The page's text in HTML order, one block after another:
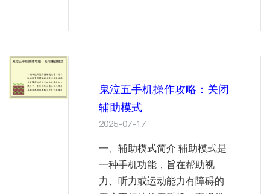
鬼泣五手机操作攻略：关闭
辅助模式
2025-07-17
一、辅助模式简介 辅助模式是
一种手机功能，旨在帮助视
力、听力或运动能力有障碍的